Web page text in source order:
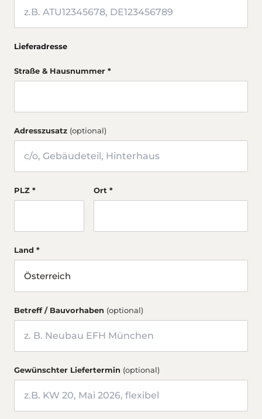
Lieferadresse
Straße & Hausnummer *
Adresszusatz (optional)
PLZ * Ort *
Land *
Betreff / Bauvorhaben (optional)
Gewünschter Liefertermin (optional)